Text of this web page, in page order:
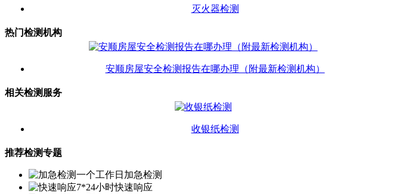
灭火器检测
热门检测机构
安顺房屋安全检测报告在哪办理（附最新检测机构）
相关检测服务
收银纸检测
推荐检测专题
一个工作日加急检测
7*24小时快速响应